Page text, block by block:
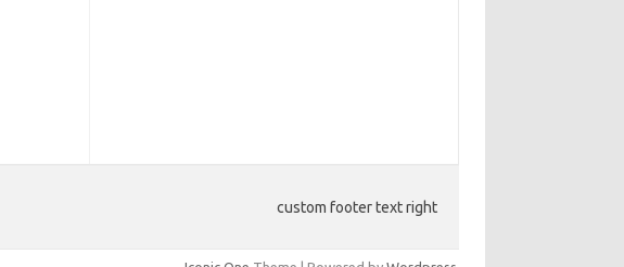
custom footer text right